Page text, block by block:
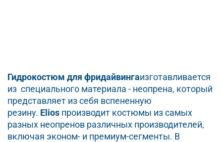
Гидрокостюм для фридайвингаизготавливается
из специального материала - неопрена, который
представляет из себя вспененную
резину. Elios производит костюмы из самых
разных неопренов различных производителей,
включая эконом- и премиум-сегменты. В